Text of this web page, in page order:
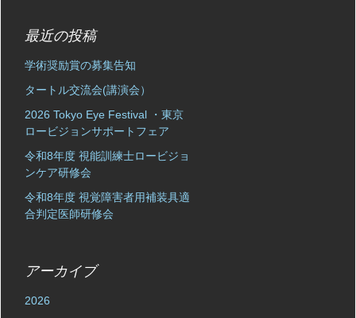
最近の投稿
学術奨励賞の募集告知
タートル交流会(講演会）
2026 Tokyo Eye Festival ・東京
ロービジョンサポートフェア
令和8年度 視能訓練士ロービジョ
ンケア研修会
令和8年度 視覚障害者用補装具適
合判定医師研修会
アーカイブ
2026